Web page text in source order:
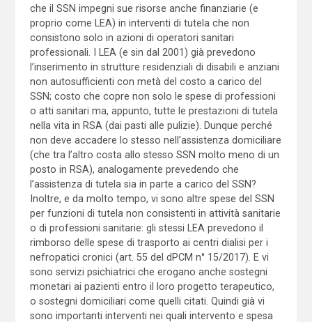
che il SSN impegni sue risorse anche finanziarie (e
proprio come LEA) in interventi di tutela che non
consistono solo in azioni di operatori sanitari
professionali. I LEA (e sin dal 2001) già prevedono
l’inserimento in strutture residenziali di disabili e anziani
non autosufficienti con metà del costo a carico del
SSN; costo che copre non solo le spese di professioni
o atti sanitari ma, appunto, tutte le prestazioni di tutela
nella vita in RSA (dai pasti alle pulizie). Dunque perché
non deve accadere lo stesso nell’assistenza domiciliare
(che tra l’altro costa allo stesso SSN molto meno di un
posto in RSA), analogamente prevedendo che
l’assistenza di tutela sia in parte a carico del SSN?
Inoltre, e da molto tempo, vi sono altre spese del SSN
per funzioni di tutela non consistenti in attività sanitarie
o di professioni sanitarie: gli stessi LEA prevedono il
rimborso delle spese di trasporto ai centri dialisi per i
nefropatici cronici (art. 55 del dPCM n° 15/2017). E vi
sono servizi psichiatrici che erogano anche sostegni
monetari ai pazienti entro il loro progetto terapeutico,
o sostegni domiciliari come quelli citati. Quindi già vi
sono importanti interventi nei quali intervento e spesa